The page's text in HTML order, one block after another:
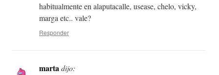
habitualmente en alaputacalle, usease, chelo, vicky,
marga etc.. vale?
Responder
martadijo: